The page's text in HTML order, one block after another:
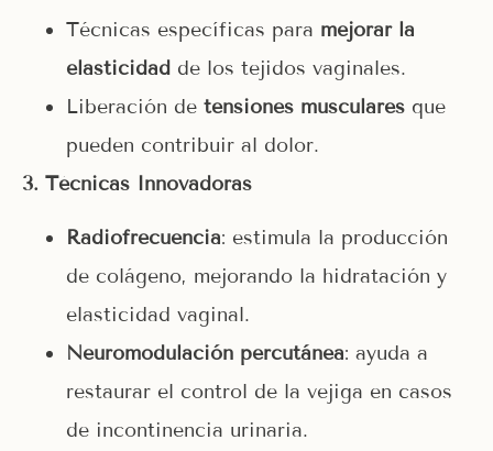
Técnicas específicas para mejorar la
elasticidad de los tejidos vaginales.
Liberación de tensiones musculares que
pueden contribuir al dolor.
3️. Técnicas Innovadoras
Radiofrecuencia: estimula la producción
de colágeno, mejorando la hidratación y
elasticidad vaginal.
Neuromodulación percutánea: ayuda a
restaurar el control de la vejiga en casos
de incontinencia urinaria.